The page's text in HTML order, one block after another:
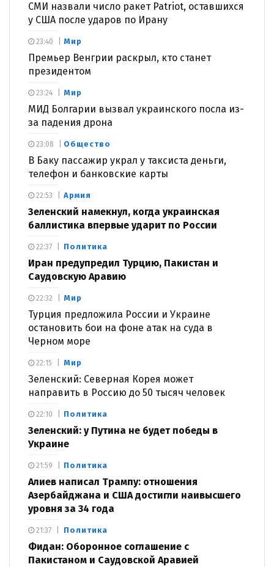
СМИ назвали число ракет Patriot, оставшихся
у США после ударов по Ирану
Мир
Премьер Венгрии раскрыл, кто станет
президентом
23:40
Мир
МИД Болгарии вызвал украинского посла из-
за падения дрона
23:24
Общество
В Баку пассажир украл у таксиста деньги,
телефон и банковские карты
23:08
Армия
Зеленский намекнул, когда украинская
баллистика впервые ударит по России
22:53
Политика
Иран предупредил Турцию, Пакистан и
Саудовскую Аравию
22:37
Мир
Турция предложила России и Украине
остановить бои на фоне атак на суда в
Черном море
22:32
Мир
Зеленский: Северная Корея может
направить в Россию до 50 тысяч человек
22:15
Политика
Зеленский: у Путина не будет победы в
Украине
22:10
Политика
Алиев написал Трампу: отношения
Азербайджана и США достигли наивысшего
уровня за 34 года
21:59
Политика
Фидан: Оборонное соглашение с
Пакистаном и Саудовской Аравией
21:37